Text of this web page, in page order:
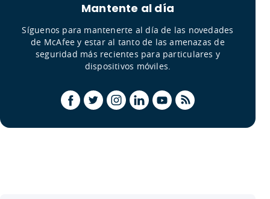
Mantente al día
Síguenos para mantenerte al día de las novedades
de McAfee y estar al tanto de las amenazas de
seguridad más recientes para particulares y
dispositivos móviles.